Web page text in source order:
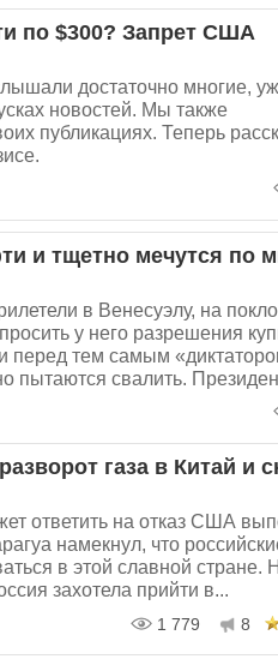
по $300? Запрет США
достаточно многие, уж
новостей. Мы также
публикациях. Теперь
и тщетно мечутся по
в Венесуэлу, на
у него разрешения
перед тем самым
пытаются свалить.
газа в Китай и
ответить на отказ США
намекнул, что
в этой славной стране.
захотела прийти в...
1 779 8